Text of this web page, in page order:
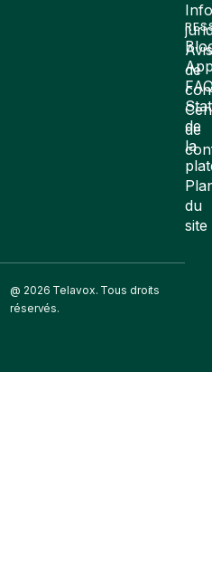
de
la
du
site
Avis
de
de
@ 2026 Telavox. Tous droits
réservés.